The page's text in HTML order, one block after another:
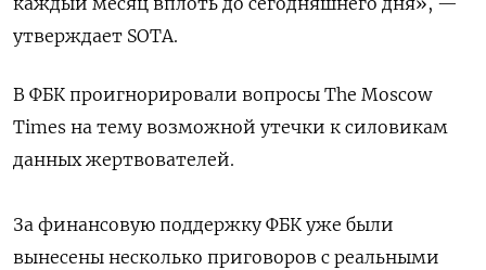
утверждает SOTA.
В ФБК проигнорировали вопросы The Moscow
Times на тему возможной утечки к силовикам
данных жертвователей.
За финансовую поддержку ФБК уже были
вынесены несколько приговоров с реальными